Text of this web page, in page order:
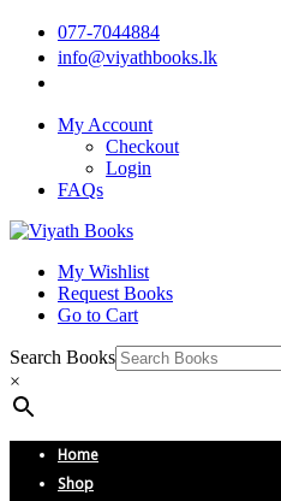
077-7044884
info@viyathbooks.lk
My Account
Checkout
Login
FAQs
My Wishlist
Request Books
Go to Cart
Search Books
×
Home
Shop